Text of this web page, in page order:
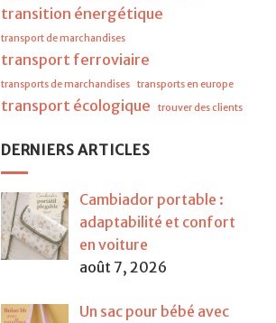
transition énergétique
transport de marchandises
transport ferroviaire
transports de marchandises transports en europe
transport écologique trouver des clients
DERNIERS ARTICLES
Cambiador portable :
adaptabilité et confort
en voiture
août 7, 2026
Un sac pour bébé avec